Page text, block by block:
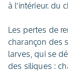
à l’intérieur. du
Les pertes de
charançon des
larves, qui se
des siliques :